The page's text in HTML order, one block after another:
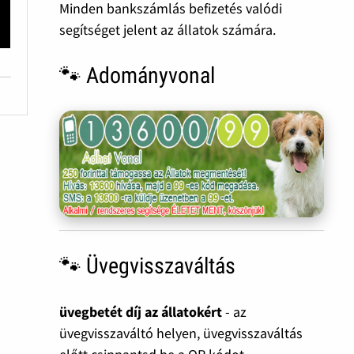
Minden bankszámlás befizetés valódi
segítséget jelent az állatok számára.
🐾 Adományvonal
🐾 Üvegvisszaváltás
üvegbetét díj az állatokért- az
üvegvisszaváltó helyen, üvegvisszaváltás